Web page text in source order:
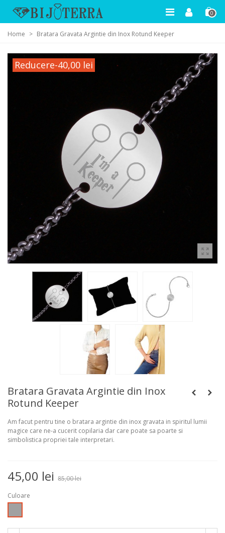
0
Home > Bratara Gravata Argintie din Inox Rotund Keeper
Reducere-40,00 lei
Bratara Gravata Argintie din Inox
Rotund Keeper
Am facut pentru tine o bratara argintie din inox gravata in spiritul lumii
magice care ne-a cucerit copilaria dar care poate sa poarte si
simbolistica propriei tale interpretari.
45,00 lei 85,00 lei
Culoare